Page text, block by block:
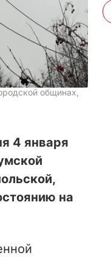
общинах,
4 января
на